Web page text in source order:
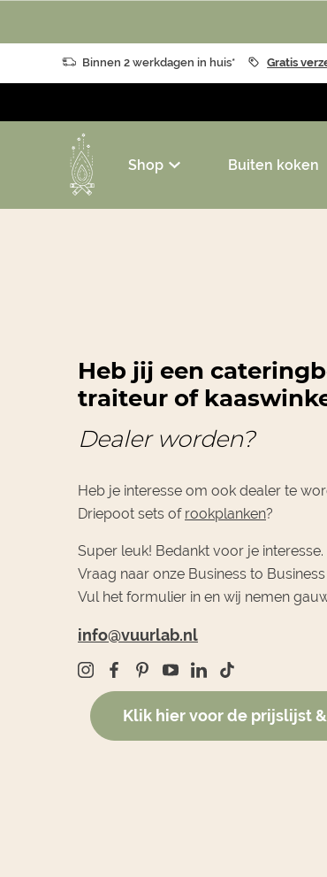
Binnen 2 werkdagen in huis* Gratis
Shop Buiten koken
Heb jij een
traiteur of
Dealer worden?
Heb je interesse om ook dealer te
Driepoot sets of rookplanken?
Super leuk! Bedankt voor je interesse.
Vraag naar onze Business to
Vul het formulier in en wij nemen
info@vuurlab.nl
Klik hier voor de prijslijst